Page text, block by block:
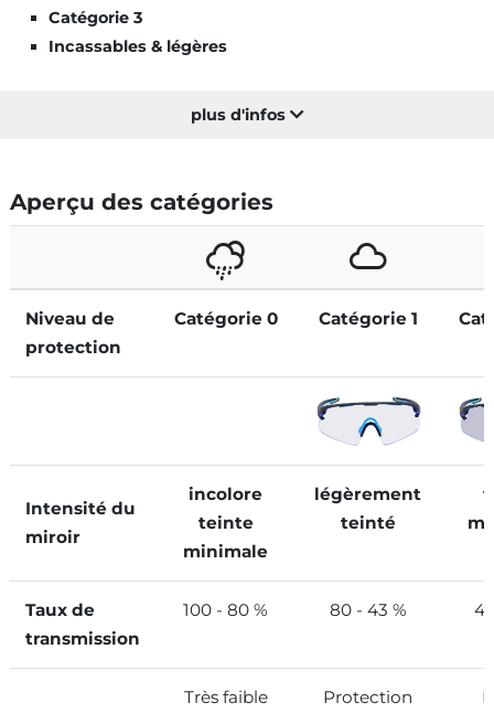
Catégorie 3
Incassables & légères
plus d'infos
Aperçu des catégories
Niveau de
protection
Catégorie 0 Catégorie 1
Intensité du
miroir
incolore
teinte
minimale
légèrement
teinté
Taux de
transmission
100 - 80 % 80 - 43 %
Très faible Protection